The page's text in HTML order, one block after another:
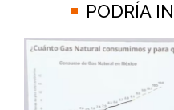
PODRÍA